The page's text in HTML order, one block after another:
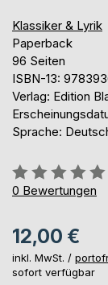
Klassiker & Lyrik
Paperback
96 Seiten
ISBN-13:
Verlag: Edition
Sprache:
Bewertung::
0%
0 Bewertungen
12,00 €
inkl. MwSt. /
sofort verfügbar